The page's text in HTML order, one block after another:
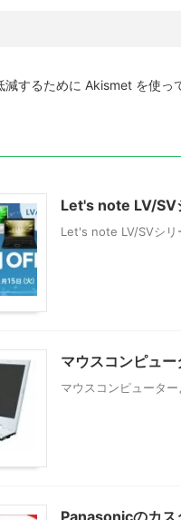
するために Akismet を使っ
Let's note LV/SV
Let's note LV/SVシリ
マウスコンピュ
マウスコンピュータ